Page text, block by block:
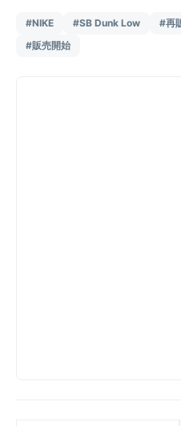
#NIKE #SB Dunk Low #再
#販売開始